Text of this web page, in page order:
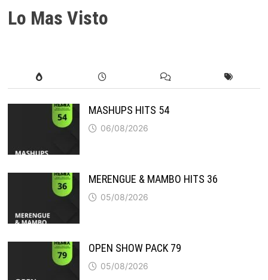
Lo Mas Visto
MASHUPS HITS 54
06/08/2026
MERENGUE & MAMBO HITS 36
05/08/2026
OPEN SHOW PACK 79
05/08/2026